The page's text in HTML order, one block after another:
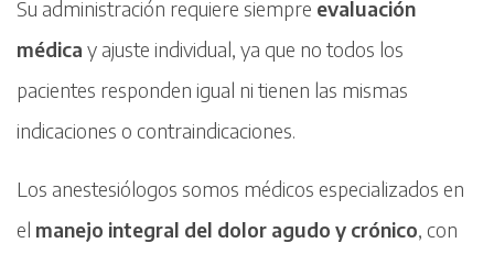
Su administración requiere siempre evaluación
médica y ajuste individual, ya que no todos los
pacientes responden igual ni tienen las mismas
indicaciones o contraindicaciones.
Los anestesiólogos somos médicos especializados en
el manejo integral del dolor agudo y crónico , con